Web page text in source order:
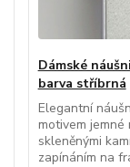
Dámské
barva stříbrná
Elegantní
motivem jemné
skleněnými
zapínáním na